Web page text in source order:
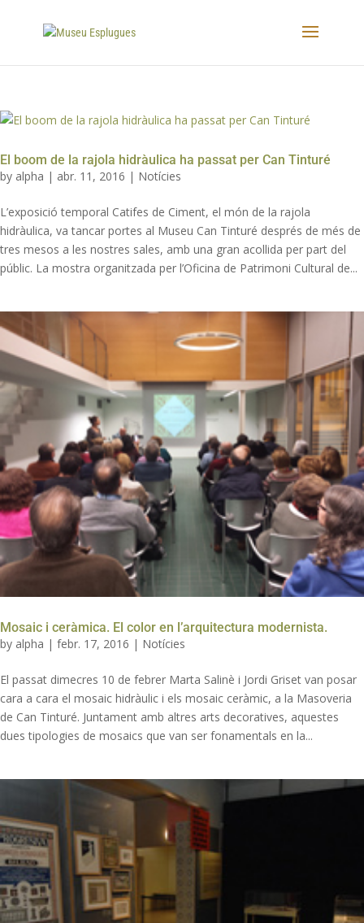
El boom de la rajola hidràulica ha passat per Can Tinturé
by alpha | abr. 11, 2016 | Notícies
L’exposició temporal Catifes de Ciment, el món de la rajola
hidràulica, va tancar portes al Museu Can Tinturé després de més de
tres mesos a les nostres sales, amb una gran acollida per part del
públic. La mostra organitzada per l’Oficina de Patrimoni Cultural de...
Mosaic i ceràmica. El color en l’arquitectura modernista.
by alpha | febr. 17, 2016 | Notícies
El passat dimecres 10 de febrer Marta Salinè i Jordi Griset van posar
cara a cara el mosaic hidràulic i els mosaic ceràmic, a la Masoveria
de Can Tinturé. Juntament amb altres arts decoratives, aquestes
dues tipologies de mosaics que van ser fonamentals en la...